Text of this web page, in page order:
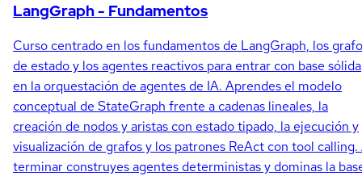
LangGraph - Fundamentos
Curso centrado en los fundamentos de LangGraph, los
de estado y los agentes reactivos para entrar con base sólida
en la orquestación de agentes de IA. Aprendes el modelo
conceptual de StateGraph frente a cadenas lineales, la
creación de nodos y aristas con estado tipado, la ejecución y
visualización de grafos y los patrones ReAct con tool calling.
terminar construyes agentes deterministas y dominas la